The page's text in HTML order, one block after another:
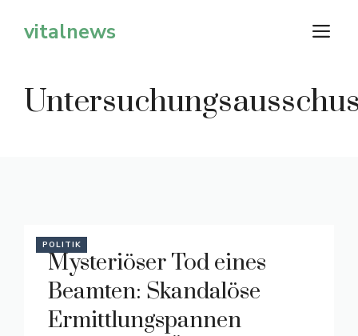
Inhaltvitalnews
POLITIK
Mysteriöser Tod eines
Beamten: Skandalöse
Ermittlungspannen